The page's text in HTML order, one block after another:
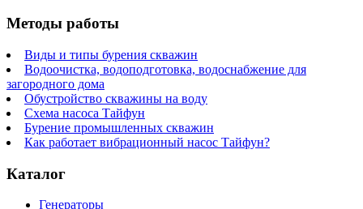
Методы работы
Виды и типы бурения скважин
Водоочистка, водоподготовка, водоснабжение для
загородного дома
Обустройство скважины на воду
Схема насоса Тайфун
Бурение промышленных скважин
Как работает вибрационный насос Тайфун?
Каталог
Генераторы